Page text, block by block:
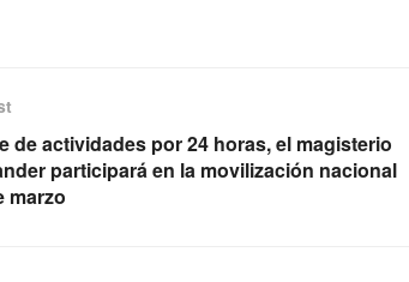
de actividades por 24 horas, el magisterio
participará en la movilización nacional
marzo